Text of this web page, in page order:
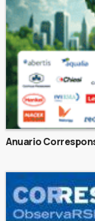
Anuario